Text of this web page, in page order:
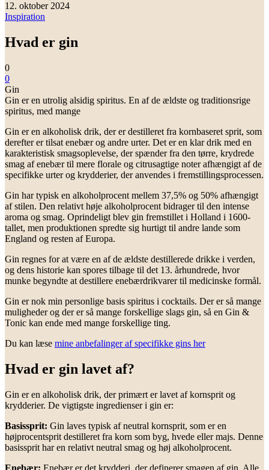
12. oktober 2024
Inspiration
Hvad er gin
0
0
Gin
Gin er en utrolig alsidig spiritus. En af de ældste og traditionsrige
spiritus, med mange
Gin er en alkoholisk drik, der er destilleret fra kornbaseret sprit, som
derefter er tilsat enebær og andre urter. Det er en klar drik med en
karakteristisk smagsoplevelse, der spænder fra den tørre, krydrede
smag af enebær til mere florale og citrusagtige noter afhængigt af de
specifikke urter og krydderier, der anvendes i fremstillingsprocessen.
Gin har typisk en alkoholprocent mellem 37,5% og 50% afhængigt
af stilen. Den relativt høje alkoholprocent bidrager til den intense
aroma og smag. Oprindeligt blev gin fremstillet i Holland i 1600-
tallet, men produktionen spredte sig hurtigt til andre lande som
England og resten af Europa.
Gin regnes for at være en af de ældste destillerede drikke i verden,
og dens historie kan spores tilbage til det 13. århundrede, hvor
munke begyndte at destillere enebærdrikvarer til medicinske formål.
Gin er nok min personlige basis spiritus i cocktails. Der er så mange
muligheder og der er så mange forskellige slags gin, så en Gin &
Tonic kan ende med mange forskellige ting.
Du kan læse mine anbefalinger af specifikke gins her
Hvad er gin lavet af?
Gin er en alkoholisk drik, der primært er lavet af kornsprit og
krydderier. De vigtigste ingredienser i gin er:
Basissprit: Gin laves typisk af neutral kornsprit, som er en
højprocentsprit destilleret fra korn som byg, hvede eller majs. Denne
basissprit har en relativt neutral smag og høj alkoholprocent.
Enebær: Enebær er det krydderi, der definerer smagen af gin. Alle